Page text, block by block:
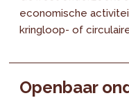
economische
kringloop- of
Openbaar